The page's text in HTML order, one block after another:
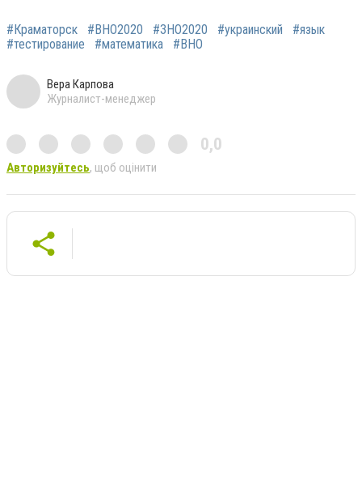
#Краматорск #ВНО2020 #ЗНО2020 #украинский
#язык
#тестирование
#математика #ВНО
Вера Карпова
Журналист-менеджер
0,0
Авторизуйтесь, щоб оцінити